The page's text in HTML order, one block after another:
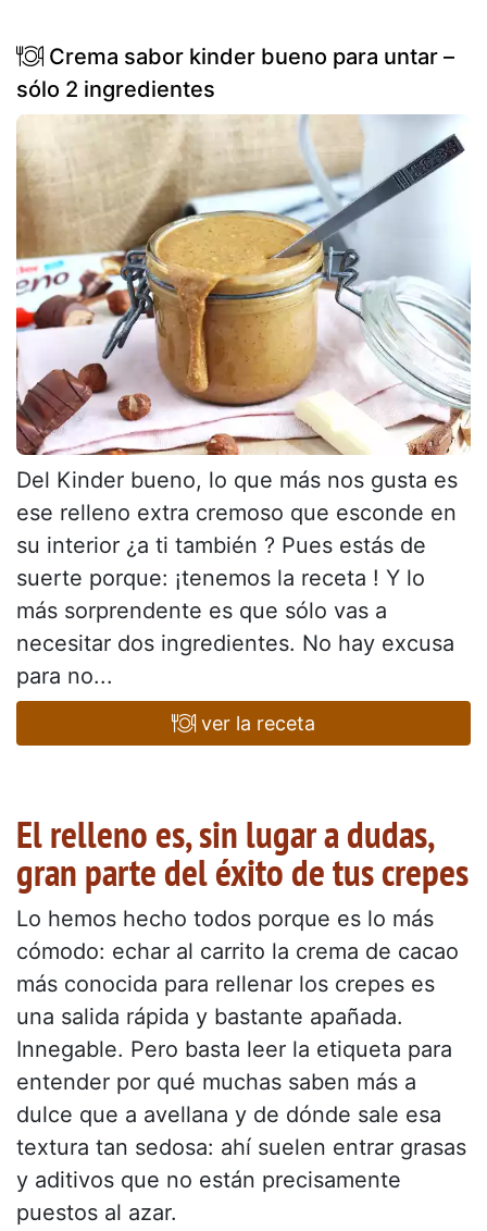
Crema sabor kinder bueno para untar –
sólo 2 ingredientes
Del Kinder bueno, lo que más nos gusta es
ese relleno extra cremoso que esconde en
su interior ¿a ti también ? Pues estás de
suerte porque: ¡tenemos la receta ! Y lo
más sorprendente es que sólo vas a
necesitar dos ingredientes. No hay excusa
para no...
ver la receta
El relleno es, sin lugar a dudas,
gran parte del éxito de tus crepes
Lo hemos hecho todos porque es lo más
cómodo: echar al carrito la crema de cacao
más conocida para rellenar los crepes es
una salida rápida y bastante apañada.
Innegable. Pero basta leer la etiqueta para
entender por qué muchas saben más a
dulce que a avellana y de dónde sale esa
textura tan sedosa: ahí suelen entrar grasas
y aditivos que no están precisamente
puestos al azar.